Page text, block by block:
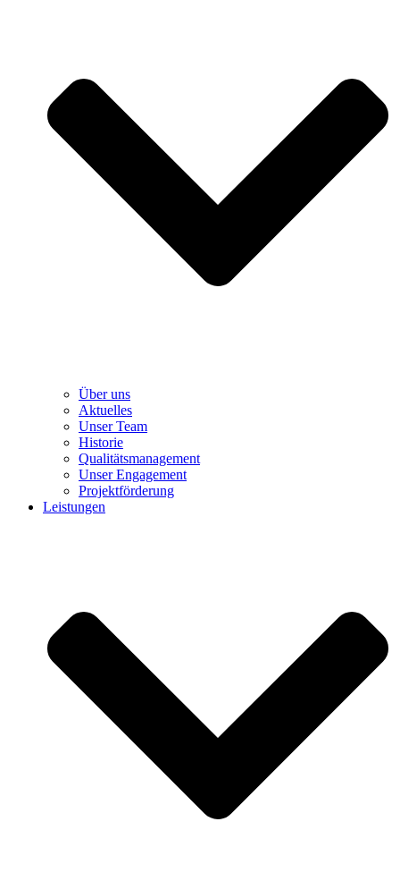
Über uns
Aktuelles
Unser Team
Historie
Qualitätsmanagement
Unser Engagement
Projektförderung
Leistungen